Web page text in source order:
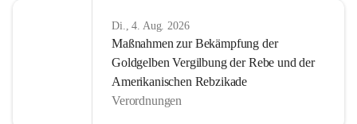
Di., 4. Aug. 2026
Maßnahmen zur Bekämpfung der
Goldgelben Vergilbung der Rebe und der
Amerikanischen Rebzikade
Verordnungen